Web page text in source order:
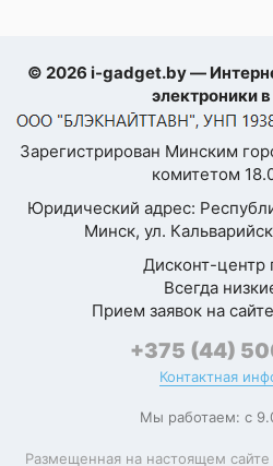
пальца
Расположение
пальца
Разблокировка по
лицу
Функциональные
особенности
© 2026 i-gadget.by —
электроники
Зарегистрирован Минским
комитетом
Юридический адрес:
Минск, ул.
Дисконт-центр
Всегда
Прием заявок на
+375 (44)
Контактная
Мы работаем: с
Размещенная на настоящем